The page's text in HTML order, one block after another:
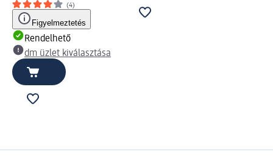
(4)
Figyelmeztetés
Rendelhető
dm üzlet kiválasztása